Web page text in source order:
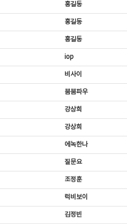
홍길동
홍길동
홍길동
iop
비사이
붐붐파우
강상희
강상희
에녹한나
질문요
조정훈
럭비보이
김정빈